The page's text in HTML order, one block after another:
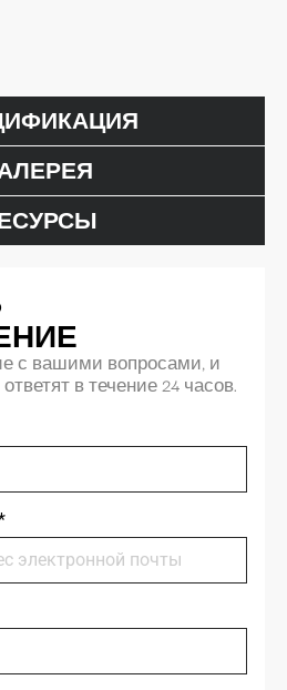
с вашими вопросами, и
в течение 24 часов.